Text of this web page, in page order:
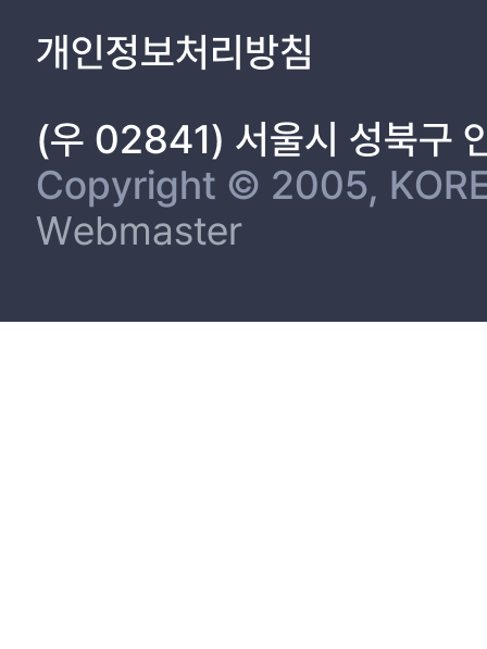
개인정보처리방침
(우 02841) 서울시 성북구
Copyright © 2005,
Webmaster